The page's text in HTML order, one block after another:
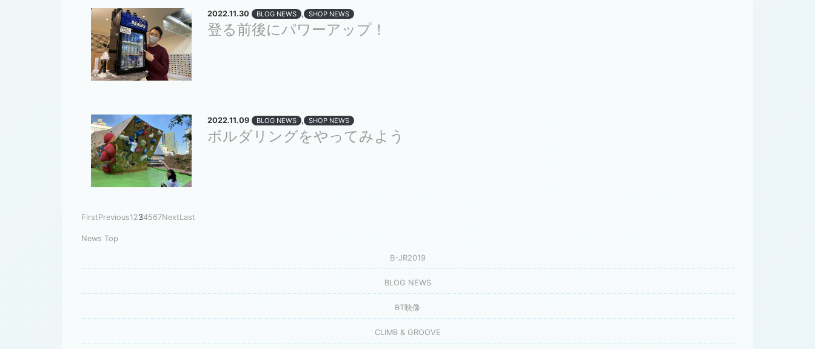
2022.11.30 BLOG NEWS , SHOP NEWS
登る前後にパワーアップ！
2022.11.09 BLOG NEWS , SHOP NEWS
ボルダリングをやってみよう
FirstPrevious1 234567NextLast
News Top
B-JR2019
BLOG NEWS
BT映像
CLIMB & GROOVE